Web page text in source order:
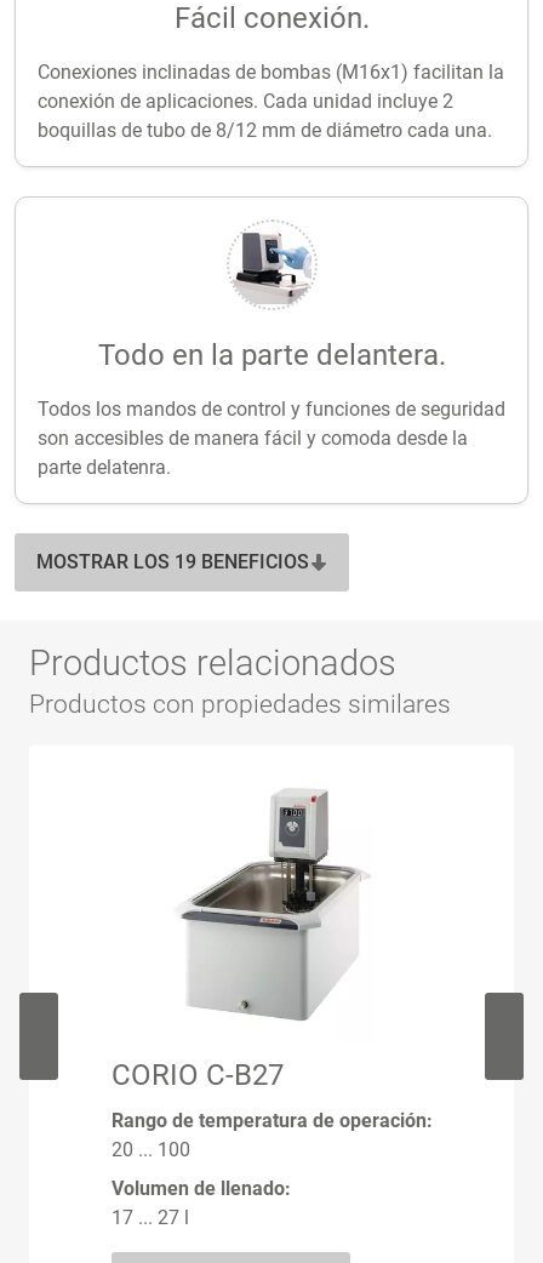
Fácil conexión.
Conexiones inclinadas de bombas (M16x1) facilitan la
conexión de aplicaciones. Cada unidad incluye 2
boquillas de tubo de 8/12 mm de diámetro cada una.
Todo en la parte delantera.
Todos los mandos de control y funciones de seguridad
son accesibles de manera fácil y comoda desde la
parte delatenra.
MOSTRAR LOS 19 BENEFICIOS
Productos relacionados
Productos con propiedades similares
CORIO C-B27
Rango de temperatura de operación:
20 ... 100
Volumen de llenado:
17 ... 27 l